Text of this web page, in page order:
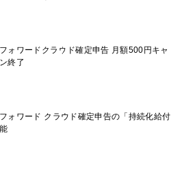
ォワードクラウド確定申告 月額500円キャ
終了
ォワード クラウド確定申告の「持続化給付